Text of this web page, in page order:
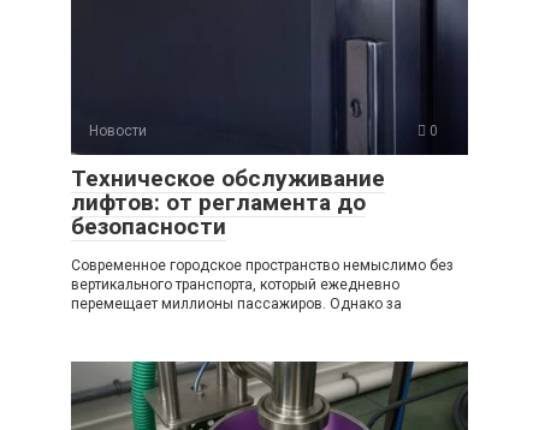
Новости 0
Техническое обслуживание
лифтов: от регламента до
безопасности
Современное городское пространство немыслимо без
вертикального транспорта, который ежедневно
перемещает миллионы пассажиров. Однако за